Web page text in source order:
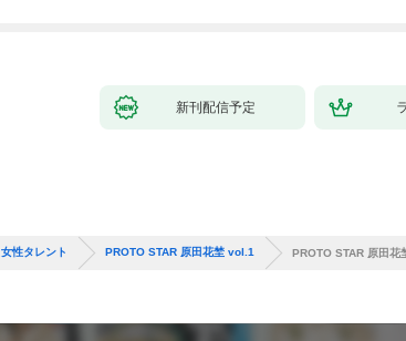
新刊配信予定
女性タレント PROTO STAR 原田花埜 vol.1 PROTO STAR 原田花